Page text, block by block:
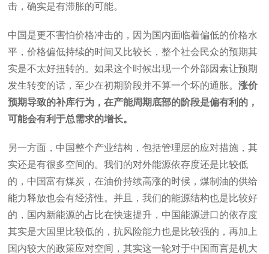
击，确实是有滞胀的可能。
中国是更不害怕价格冲击的，因为国内面临着偏低的价格水
平，价格偏低持续的时间又比较长，整个社会民众的预期其
实是不太好扭转的。如果这个时候出现一个外部因素让预期
发生转变的话，至少在初期阶段并不算一个坏的通胀。涨价
预期导致的补库行为，在产能周期底部的阶段是偏有利的，
可能会有利于总需求的增长。
另一方面，中国整个产业结构，包括管理层的应对措施，其
实还是有很多空间的。我们的对外能源依存度还是比较低
的，中国富有煤炭，在油价持续高涨的时候，煤制油的供给
能力释放也会有经济性。并且，我们的能源结构也是比较好
的，国内新能源的占比在快速提升，中国能源进口的依存度
其实是大国里比较低的，抗风险能力也是比较强的，再加上
国内较大的政策应对空间，其实这一轮对于中国而言是机大